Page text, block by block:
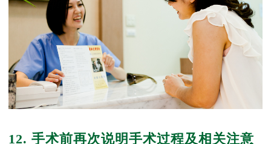
12. 手术前再次说明手术过程及相关注意